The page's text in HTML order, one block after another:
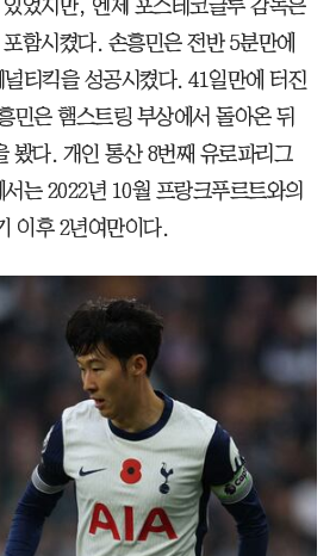
었지만, 엔제 포스테코글루 감독은
함시켰다. 손흥민은 전반 5분만에
티킥을 성공시켰다. 41일만에 터진
민은 햄스트링 부상에서 돌아온 뒤
봤다. 개인 통산 8번째 유로파리그
는 2022년 10월 프랑크푸르트와의
이후 2년여만이다.